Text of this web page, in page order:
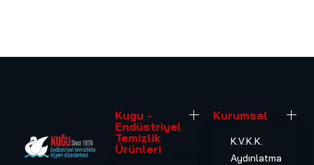
Kugu -
Endüstriyel
Temizlik
Ürünleri
Kurumsal
K.V.K.K.
Aydınlatma